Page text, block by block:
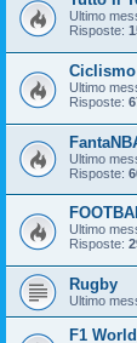
Ultimo
Risposte:
Ciclismo
Ultimo
Risposte:
Ultimo
Risposte:
Ultimo
Risposte:
Rugby
Ultimo
F1